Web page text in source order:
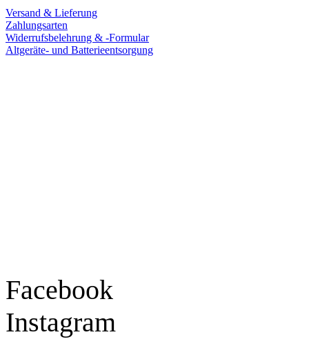
Versand & Lieferung
Zahlungsarten
Widerrufsbelehrung & -Formular
Altgeräte- und Batterieentsorgung
Facebook
Instagram